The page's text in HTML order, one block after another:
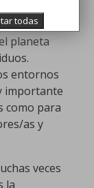
la
planeta
entornos
importante
como para
as y
veces
la
todas